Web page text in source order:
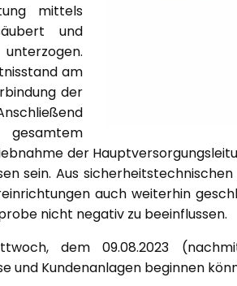
mittels
und
am
der
der
sein. Aus
auch weiterhin
nicht negativ zu beeinflussen.
dem 09.08.2023
und Kundenanlagen beginnen